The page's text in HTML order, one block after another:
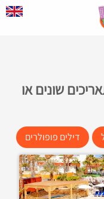
שונים או
דילים פופולרים